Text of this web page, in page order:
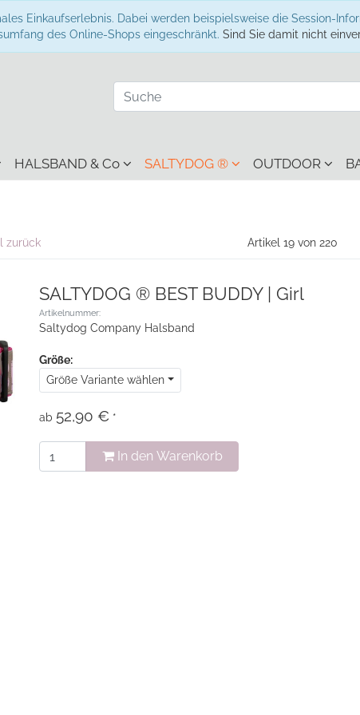
Einkaufserlebnis. Dabei werden beispielsweise die Session-
des Online-Shops eingeschränkt. Sind Sie damit nicht
HALSBAND & Co SALTYDOG ® OUTDOOR
zurück Artikel 19 von 220
SALTYDOG ® BEST BUDDY | Girl
Artikelnummer:
Saltydog Company Halsband
Größe:
Größe Variante wählen
ab 52,90 € *
In den Warenkorb